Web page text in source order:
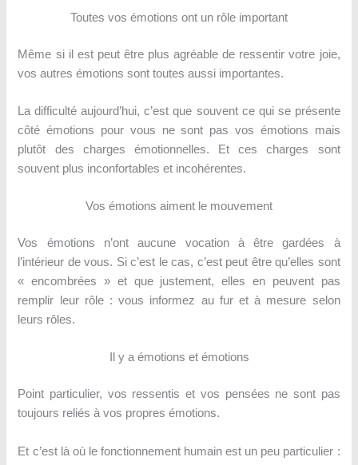
Toutes vos émotions ont un rôle important
Même si il est peut être plus agréable de ressentir votre joie,
vos autres émotions sont toutes aussi importantes.
La difficulté aujourd’hui, c’est que souvent ce qui se présente
côté émotions pour vous ne sont pas vos émotions mais
plutôt des charges émotionnelles. Et ces charges sont
souvent plus inconfortables et incohérentes.
Vos émotions aiment le mouvement
Vos émotions n’ont aucune vocation à être gardées à
l’intérieur de vous. Si c’est le cas, c’est peut être qu’elles sont
« encombrées » et que justement, elles en peuvent pas
remplir leur rôle : vous informez au fur et à mesure selon
leurs rôles.
Il y a émotions et émotions
Point particulier, vos ressentis et vos pensées ne sont pas
toujours reliés à vos propres émotions.
Et c’est là où le fonctionnement humain est un peu particulier :